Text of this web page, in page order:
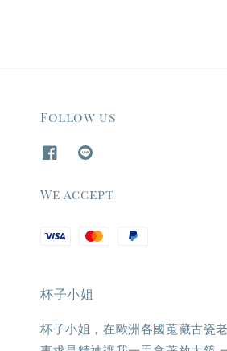
Follow us
We accept
杯子小姐
杯子小姐，在歐洲各國蒐藏古瓷